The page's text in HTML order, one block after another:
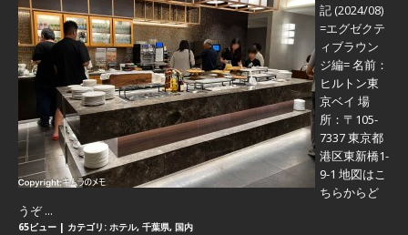
記 (2024/08)
=エグゼクテ
ィブラウン
ジ編=名前：
ヒルトン東
京ベイ 場
所：〒105-
7337 東京都
港区東新橋1-
9-1 地図はこ
ちらからど
うぞ ...
65ビュー | カテゴリ: ホテル, 千葉県, 国内